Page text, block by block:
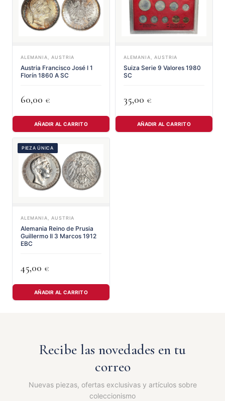
ALEMANIA, AUSTRIA
Austria Francisco José I 1
Florín 1860 A SC
60,00 €
AÑADIR AL CARRITO
ALEMANIA, AUSTRIA
Suiza Serie 9 Valores 1980
SC
35,00 €
AÑADIR AL CARRITO
PIEZA ÚNICA
ALEMANIA, AUSTRIA
Alemania Reino de Prusia
Guillermo II 3 Marcos 1912
EBC
45,00 €
AÑADIR AL CARRITO
Recibe las novedades en tu
correo
Nuevas piezas, ofertas exclusivas y artículos sobre
coleccionismo